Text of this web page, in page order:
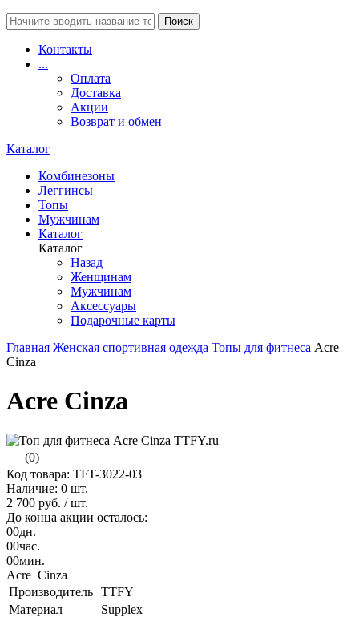
Поиск
Контакты
...
Оплата
Доставка
Акции
Возврат и обмен
Каталог
Комбинезоны
Леггинсы
Топы
Мужчинам
Каталог
Каталог
Назад
Женщинам
Мужчинам
Аксессуары
Подарочные карты
Главная Женская спортивная одежда Топы для фитнеса Acre
Cinza
Acre Cinza
(0)
Код товара: TFT-3022-03
Наличие: 0 шт.
2 700 руб. / шт.
До конца акции осталось:
00дн.
00час.
00мин.
Acre Cinza
Производитель TTFY
Материал
Supplex